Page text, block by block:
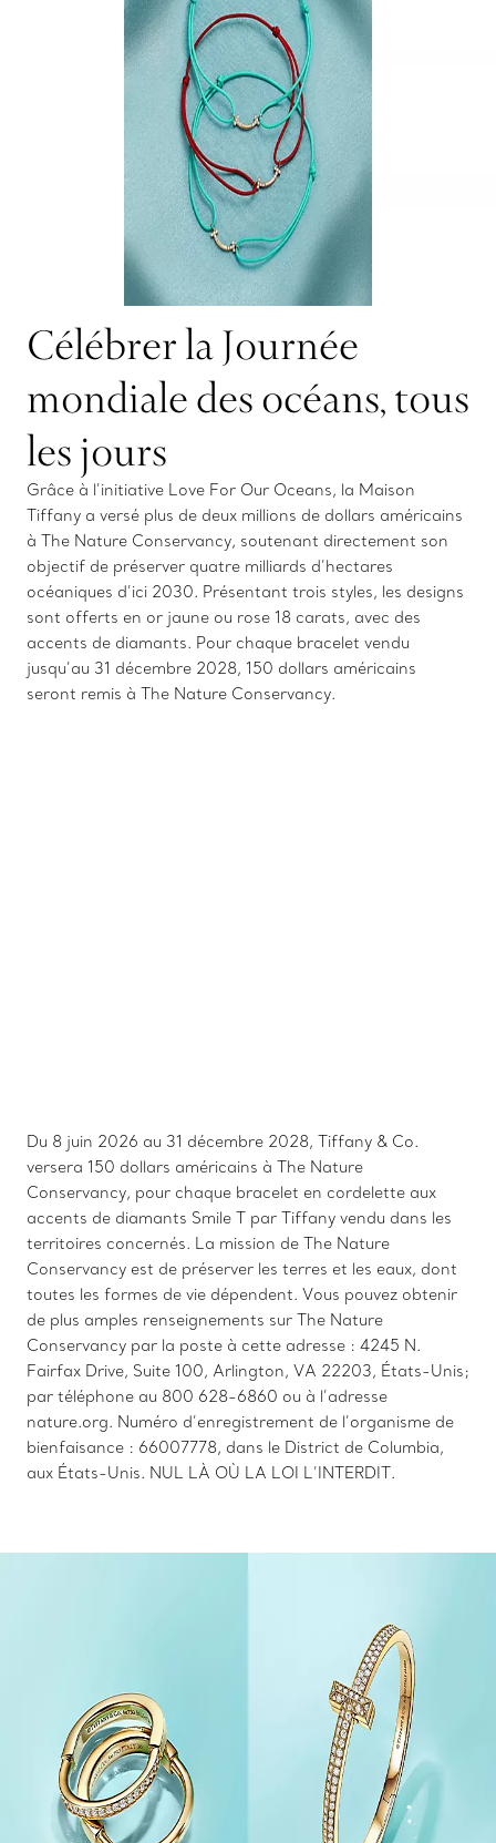
Célébrer la Journée
mondiale des océans, tous
les jours
Grâce à l’initiative Love For Our Oceans, la Maison
Tiffany a versé plus de deux millions de dollars américains
à The Nature Conservancy, soutenant directement son
objectif de préserver quatre milliards d’hectares
océaniques d’ici 2030. Présentant trois styles, les designs
sont offerts en or jaune ou rose 18 carats, avec des
accents de diamants. Pour chaque bracelet vendu
jusqu’au 31 décembre 2028, 150 dollars américains
seront remis à The Nature Conservancy.
Du 8 juin 2026 au 31 décembre 2028, Tiffany & Co.
versera 150 dollars américains à The Nature
Conservancy, pour chaque bracelet en cordelette aux
accents de diamants Smile T par Tiffany vendu dans les
territoires concernés. La mission de The Nature
Conservancy est de préserver les terres et les eaux, dont
toutes les formes de vie dépendent. Vous pouvez obtenir
de plus amples renseignements sur The Nature
Conservancy par la poste à cette adresse : 4245 N.
Fairfax Drive, Suite 100, Arlington, VA 22203, États-Unis;
par téléphone au 800 628-6860 ou à l’adresse
nature.org. Numéro d’enregistrement de l’organisme de
bienfaisance : 66007778, dans le District de Columbia,
aux États-Unis. NUL LÀ OÙ LA LOI L’INTERDIT.